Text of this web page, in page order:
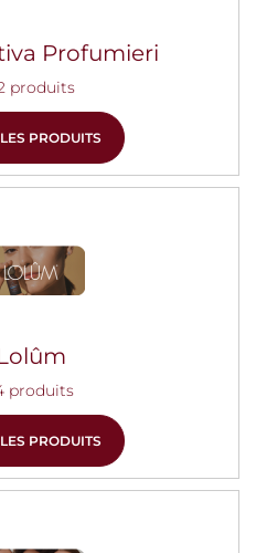
Profumieri
produits
PRODUITS
produits
PRODUITS